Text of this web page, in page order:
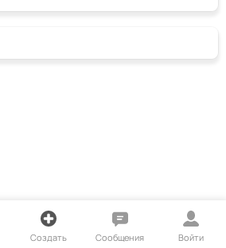
Создать Сообщения Войти